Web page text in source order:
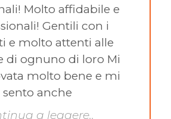
Molto affidabile e
Gentili con i
e molto attenti alle
di ognuno di loro Mi
molto bene e mi
sento anche
a leggere..